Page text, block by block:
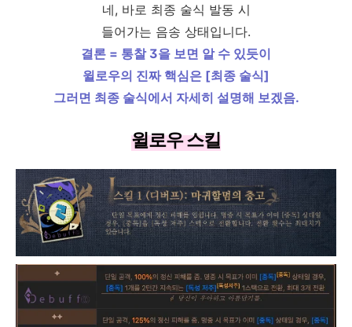
네, 바로 최종 술식 발동 시
들어가는 음송 상태입니다.
결론 = 통찰 3을 보면 알 수 있듯이
윌로우의 진짜 핵심은 [최종 술식]
그러면 최종 술식에서 자세히 설명해 보겠음.
윌로우 스킬